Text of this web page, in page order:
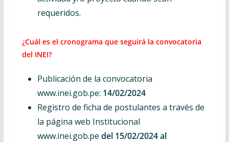
requeridos.
¿Cuál es el cronograma que seguirá la convocatoria
del INEI?
Publicación de la convocatoria
www.inei.gob.pe: 14/02/2024
Registro de ficha de postulantes a través de
la página web Institucional
www.inei.gob.pe del 15/02/2024 al